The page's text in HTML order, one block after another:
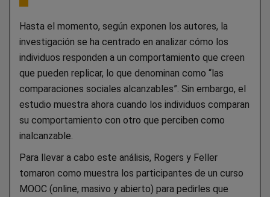
Hasta el momento, según exponen los autores, la
investigación se ha centrado en analizar cómo los
individuos responden a un comportamiento que creen
que pueden replicar, lo que denominan como “las
comparaciones sociales alcanzables”. Sin embargo, el
estudio muestra ahora cuando los individuos comparan
su comportamiento con otro que perciben como
inalcanzable.
Para llevar a cabo este análisis, Rogers y Feller
tomaron como muestra los participantes de un curso
MOOC (online, masivo y abierto) para pedirles que